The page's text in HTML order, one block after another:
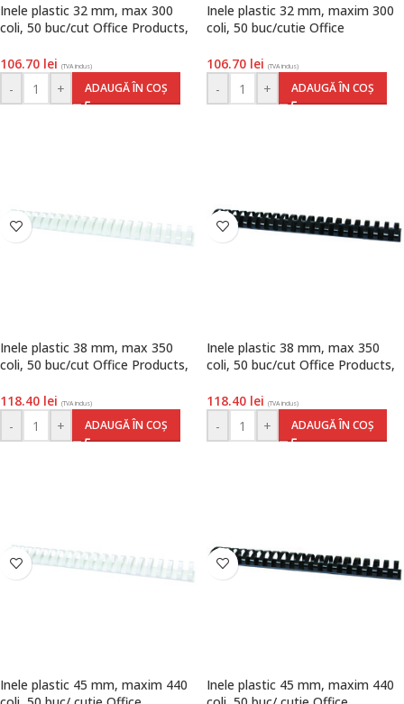
Inele plastic 32 mm, max 300
coli, 50 buc/cut Office Products,
106.70 lei (TVA inclus)
- + ADAUGĂ ÎN COȘ
Inele plastic 32 mm, maxim 300
coli, 50 buc/cutie Office
106.70 lei (TVA inclus)
- + ADAUGĂ ÎN COȘ
Inele plastic 38 mm, max 350
coli, 50 buc/cut Office Products,
118.40 lei (TVA inclus)
- + ADAUGĂ ÎN COȘ
Inele plastic 38 mm, max 350
coli, 50 buc/cut Office Products,
118.40 lei (TVA inclus)
- + ADAUGĂ ÎN COȘ
Inele plastic 45 mm, maxim 440
Inele plastic 45 mm, maxim 440